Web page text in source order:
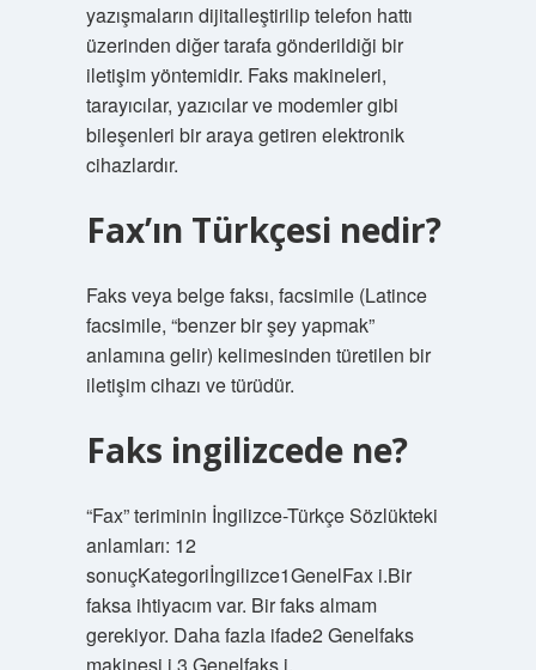
yazışmaların dijitalleştirilip telefon hattı
üzerinden diğer tarafa gönderildiği bir
iletişim yöntemidir. Faks makineleri,
tarayıcılar, yazıcılar ve modemler gibi
bileşenleri bir araya getiren elektronik
cihazlardır.
Fax’ın Türkçesi nedir?
Faks veya belge faksı, facsimile (Latince
facsimile, “benzer bir şey yapmak”
anlamına gelir) kelimesinden türetilen bir
iletişim cihazı ve türüdür.
Faks ingilizcede ne?
“Fax” teriminin İngilizce-Türkçe Sözlükteki
anlamları: 12
sonuçKategoriİngilizce1GenelFax i.Bir
faksa ihtiyacım var. Bir faks almam
gerekiyor. Daha fazla ifade2 Genelfaks